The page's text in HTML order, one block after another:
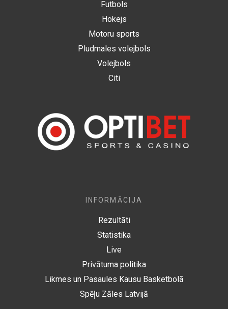
Futbols
Hokejs
Motoru sports
Pludmales volejbols
Volejbols
Citi
INFORMĀCIJA
Rezultāti
Statistika
Live
Privātuma politika
Likmes un Pasaules Kausu Basketbolā
Spēļu Zāles Latvijā